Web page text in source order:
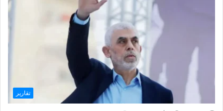
تقارير